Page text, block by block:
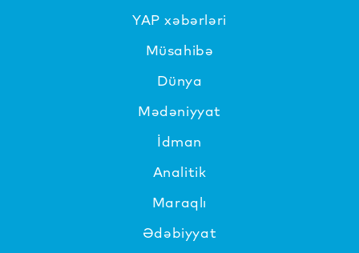
YAP xəbərləri
Müsahibə
Dünya
Mədəniyyat
İdman
Analitik
Maraqlı
Ədəbiyyat